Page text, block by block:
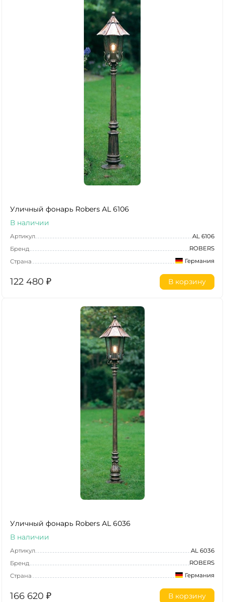
Уличный фонарь Robers AL 6106
В наличии
Артикул
AL 6106
Бренд
ROBERS
Страна
Германия
122 480 ₽ В корзину
Уличный фонарь Robers AL 6036
В наличии
Артикул
AL 6036
Бренд
ROBERS
Страна
Германия
166 620 ₽ В корзину